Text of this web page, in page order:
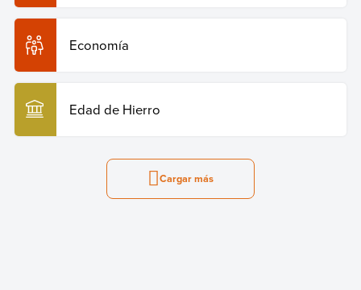
Economía
Edad de Hierro
Cargar más